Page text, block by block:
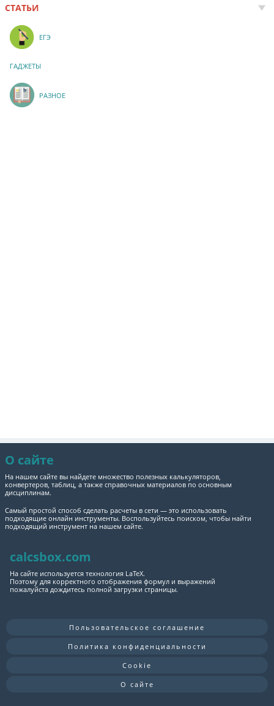
СТАТЬИ
ЕГЭ
ГАДЖЕТЫ
РАЗНОЕ
О сайте
На нашем сайте вы найдете множество полезных калькуляторов,
конвертеров, таблиц, а также справочных материалов по основным
дисциплинам.
Самый простой способ сделать расчеты в сети — это использовать
подходящие онлайн инструменты. Воспользуйтесь поиском, чтобы найти
подходящий инструмент на нашем сайте.
calcsbox.com
На сайте используется технология LaTeX.
Поэтому для корректного отображения формул и выражений
пожалуйста дождитесь полной загрузки страницы.
Пользовательское соглашение
Политика конфиденциальности
Cookie
О сайте